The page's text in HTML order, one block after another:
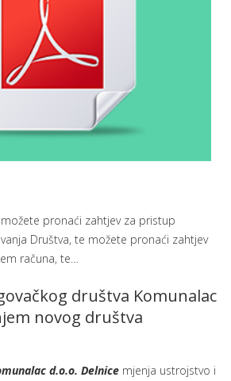
pronaći zahtjev za pristup
Društva, te možete pronaći zahtjev
računa, te…
društva Komunalac
novog društva
d.o.o. Delnicemjenja ustrojstvo i